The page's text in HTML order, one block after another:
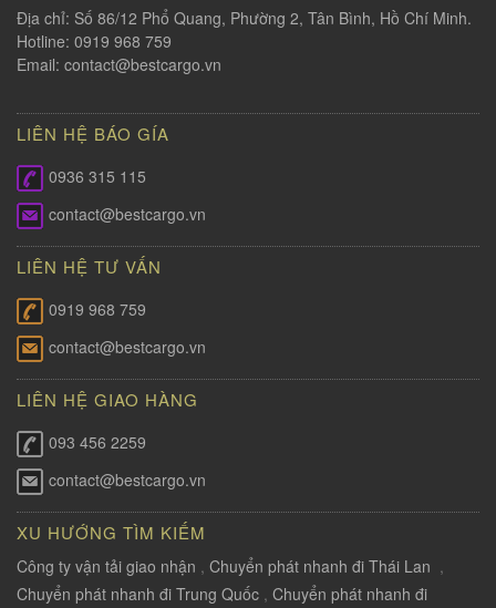
Địa chỉ: Số 86/12 Phổ Quang, Phường 2, Tân Bình, Hồ Chí Minh.
Hotline: 0919 968 759
Email: contact@bestcargo.vn
LIÊN HỆ BÁO GÍA
0936 315 115
contact@bestcargo.vn
LIÊN HỆ TƯ VẤN
0919 968 759
contact@bestcargo.vn
LIÊN HỆ GIAO HÀNG
093 456 2259
contact@bestcargo.vn
XU HƯỚNG TÌM KIẾM
Công ty vận tải giao nhận , Chuyển phát nhanh đi Thái Lan ,
Chuyển phát nhanh đi Trung Quốc , Chuyển phát nhanh đi